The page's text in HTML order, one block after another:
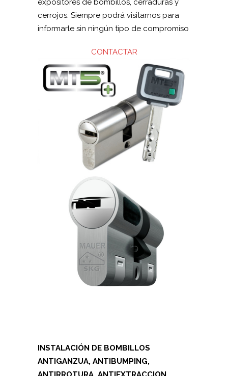
expositores de bombillos, cerraduras y
cerrojos. Siempre podrá visitarnos para
informarle sin ningún tipo de compromiso
CONTACTAR
INSTALACIÓN DE BOMBILLOS
ANTIGANZUA, ANTIBUMPING,